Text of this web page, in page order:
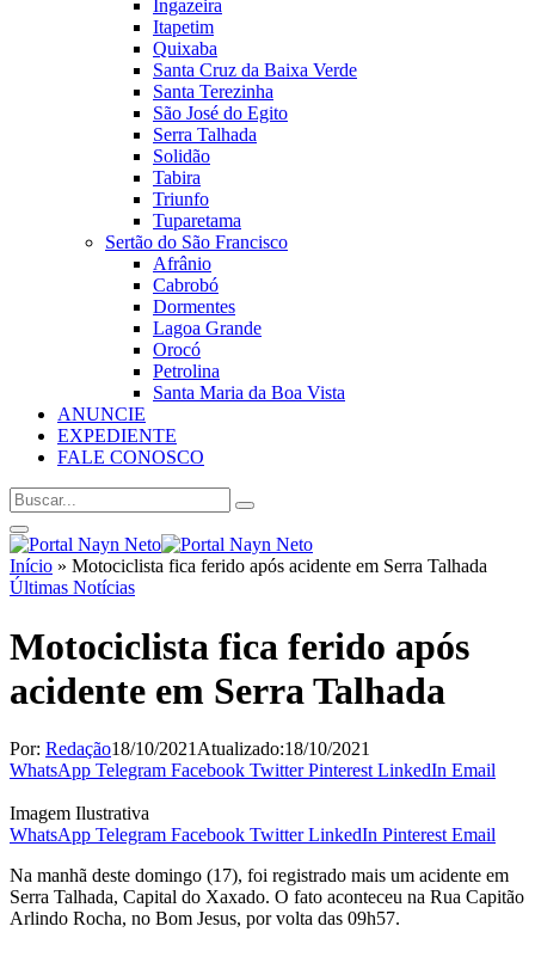
Ingazeira
Itapetim
Quixaba
Santa Cruz da Baixa Verde
Santa Terezinha
São José do Egito
Serra Talhada
Solidão
Tabira
Triunfo
Tuparetama
Sertão do São Francisco
Afrânio
Cabrobó
Dormentes
Lagoa Grande
Orocó
Petrolina
Santa Maria da Boa Vista
ANUNCIE
EXPEDIENTE
FALE CONOSCO
Início » Motociclista fica ferido após acidente em Serra Talhada
Últimas Notícias
Motociclista fica ferido após
acidente em Serra Talhada
Por: Redação18/10/2021 Atualizado:18/10/2021
WhatsApp Telegram Facebook Twitter Pinterest LinkedIn Email
Imagem Ilustrativa
WhatsApp Telegram Facebook Twitter LinkedIn Pinterest Email
Na manhã deste domingo (17), foi registrado mais um acidente em
Serra Talhada, Capital do Xaxado. O fato aconteceu na Rua Capitão
Arlindo Rocha, no Bom Jesus, por volta das 09h57.